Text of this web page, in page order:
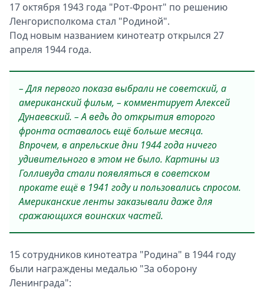
17 октября 1943 года "Рот-Фронт" по решению
Ленгорисполкома стал "Родиной".
Под новым названием кинотеатр открылся 27
апреля 1944 года.
– Для первого показа выбрали не советский, а
американский фильм, – комментирует Алексей
Дунаевский. – А ведь до открытия второго
фронта оставалось ещё больше месяца.
Впрочем, в апрельские дни 1944 года ничего
удивительного в этом не было. Картины из
Голливуда стали появляться в советском
прокате ещё в 1941 году и пользовались спросом.
Американские ленты заказывали даже для
сражающихся воинских частей.
15 сотрудников кинотеатра "Родина" в 1944 году
были награждены медалью "За оборону
Ленинграда":